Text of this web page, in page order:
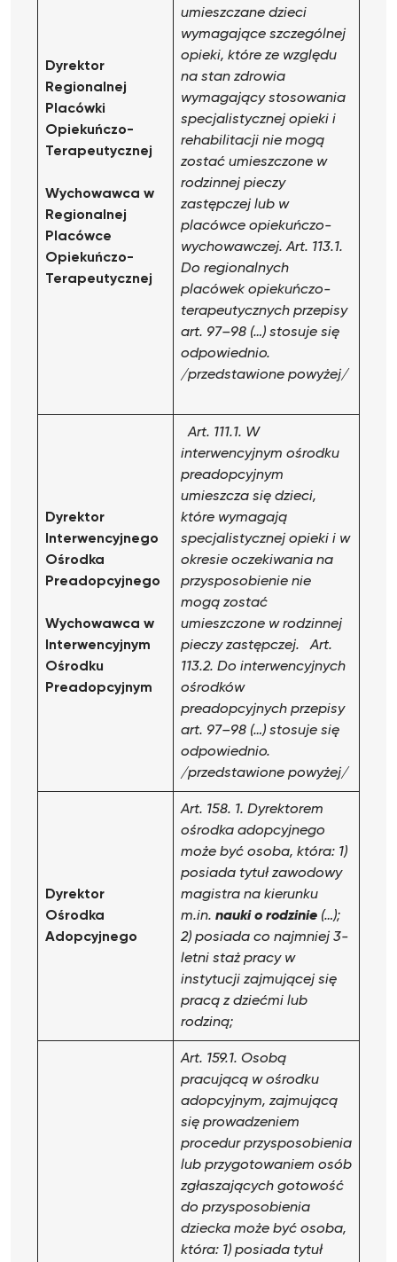
Dyrektor
Regionalnej
Placówki
Opiekuńczo-
Terapeutycznej
Wychowawca w
Regionalnej
Placówce
Opiekuńczo-
Terapeutycznej
umieszczane dzieci
wymagające szczególnej
opieki, które ze względu
na stan zdrowia
wymagający stosowania
specjalistycznej opieki i
rehabilitacji nie mogą
zostać umieszczone w
rodzinnej pieczy
zastępczej lub w
placówce opiekuńczo-
wychowawczej. Art. 113.1.
Do regionalnych
placówek opiekuńczo-
terapeutycznych przepisy
art. 97–98 (…) stosuje się
odpowiednio.
/przedstawione powyżej/
Dyrektor
Interwencyjnego
Ośrodka
Preadopcyjnego
Wychowawca w
Interwencyjnym
Ośrodku
Preadopcyjnym
Art. 111.1. W
interwencyjnym ośrodku
preadopcyjnym
umieszcza się dzieci,
które wymagają
specjalistycznej opieki i w
okresie oczekiwania na
przysposobienie nie
mogą zostać
umieszczone w rodzinnej
pieczy zastępczej.
Art.
113.2. Do interwencyjnych
ośrodków
preadopcyjnych przepisy
art. 97–98 (…) stosuje się
odpowiednio.
/przedstawione powyżej/
Dyrektor
Ośrodka
Adopcyjnego
Art. 158. 1. Dyrektorem
ośrodka adopcyjnego
może być osoba, która: 1)
posiada tytuł zawodowy
magistra na kierunku
m.in. nauki o rodzinie (…);
2) posiada co najmniej 3-
letni staż pracy w
instytucji zajmującej się
pracą z dziećmi lub
rodziną;
Art. 159.1. Osobą
pracującą w ośrodku
adopcyjnym, zajmującą
się prowadzeniem
procedur przysposobienia
lub przygotowaniem osób
zgłaszających gotowość
do przysposobienia
dziecka może być osoba,
która: 1) posiada tytuł